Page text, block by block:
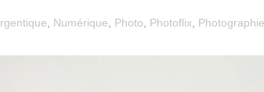
Numérique Photo Photoflix Photographie